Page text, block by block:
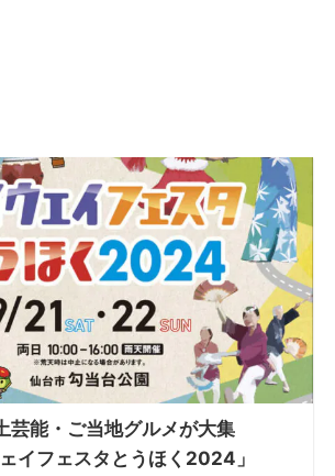
芸能・ご当地グルメが大集
イフェスタとうほく2024」